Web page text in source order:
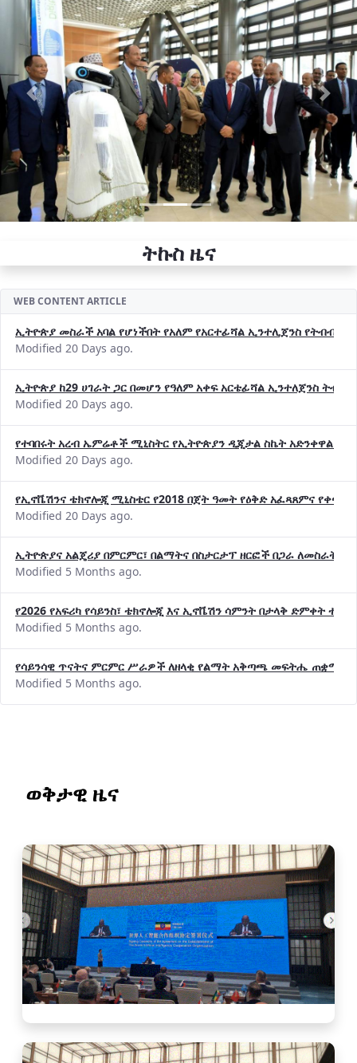
Previous Next
ትኩስ ዜና
WEB CONTENT ARTICLE
ኢትዮጵያ መስራች አባል የሆነችበት የአለም የአርተፊሻል ኢንተሊጀንስ የትብብር
Modified 20 Days ago.
ኢትዮጵያ ከ29 ሀገራት ጋር በመሆን የዓለም አቀፍ አርቴፊሻል ኢንተለጀንስ
Modified 20 Days ago.
የተባበሩት አረብ ኤምሬቶች ሚኒስትር የኢትዮጵያን ዲጂታል ስኬት አድንቀዋል
Modified 20 Days ago.
የኢኖቬሽንና ቴክኖሎጂ ሚኒስቴር የ2018 በጀት ዓመት የዕቅድ አፈጻጸምና
Modified 20 Days ago.
ኢትዮጵያና አልጄሪያ በምርምር፣ በልማትና በስታርታፕ ዘርፎች በጋራ ለመስራት
Modified 5 Months ago.
የ2026 የአፍሪካ የሳይንስ፣ ቴክኖሎጂ እና ኢኖቬሽን ሳምንት በታላቅ ድምቀት
Modified 5 Months ago.
የሳይንሳዊ ጥናትና ምርምር ሥራዎች ለዘላቂ የልማት አቅጣጫ መፍትሔ ጠቋሚ
Modified 5 Months ago.
ወቅታዊ ዜና